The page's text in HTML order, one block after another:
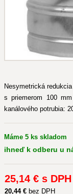
Nesymetrická
s priemerom 100
kanálového potrubia:
Máme 5 ks skladom
ihneď k odberu u
25,14 € s DPH
20,44 € bez DPH